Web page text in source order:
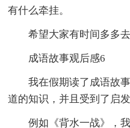
有什么牵挂。
希望大家有时间多多
成语故事观后感6
我在假期读了成语故
道的知识，并且受到了启发
例如《背水一战》，